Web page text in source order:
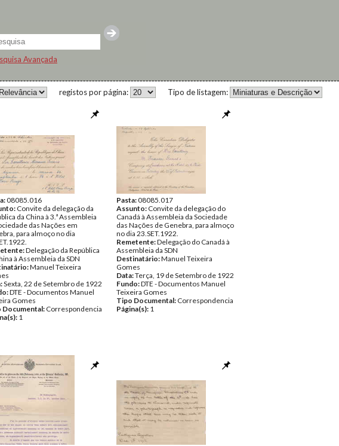
Avançada
Tipo de listagem:
registos por página:
08085.016
Convite da delegação da
da China à 3.ª Assembleia
das Nações em
para almoço no dia
Delegação da República
à Assembleia da SDN
Manuel Teixeira
Sexta, 22 de Setembro de 1922
DTE - Documentos Manuel
Gomes
Documental: Correspondencia
1
Pasta:08085.017
Assunto: Convite da delegação do
Canadá à Assembleia da Sociedade
das Nações de Genebra, para almoço
no dia 23.SET.1922.
Remetente:Delegação do Canadá à
Assembleia da SDN
Destinatário:Manuel Teixeira
Gomes
Data:Terça, 19 de Setembro de 1922
Fundo:DTE - Documentos Manuel
Teixeira Gomes
Tipo Documental: Correspondencia
Página(s): 1